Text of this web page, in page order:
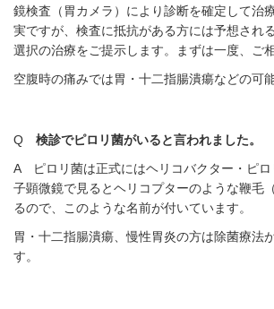
鏡検査（胃カメラ）により診断を確定して治
実ですが、検査に抵抗がある方には予想され
選択の治療をご提示します。まずは一度、ご
空腹時の痛みでは胃・十二指腸潰瘍などの可
Q 検診でピロリ菌がいると言われました。
A ピロリ菌は正式にはヘリコバクター・ピロ
子顕微鏡で見るとヘリコプターのような鞭毛
るので、このような名前が付いています。
胃・十二指腸潰瘍、慢性胃炎の方は除菌療法
す。